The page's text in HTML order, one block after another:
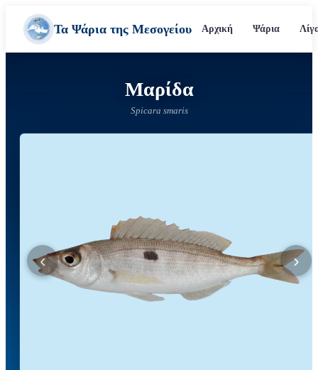
Τα Ψάρια της Μεσογείου Αρχική Ψάρια
Μαρίδα
Spicara smaris
‹ ›